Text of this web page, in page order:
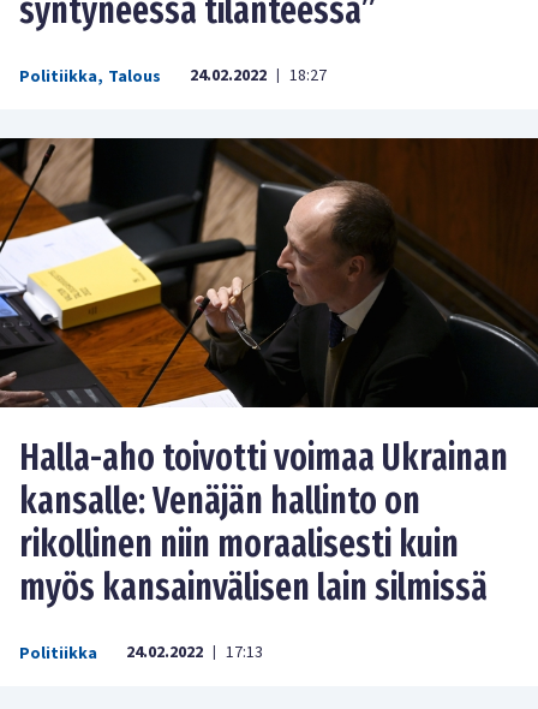
syntyneessä tilanteessa”
Politiikka, Talous 24.02.2022 | 18:27
Halla-aho toivotti voimaa Ukrainan
kansalle: Venäjän hallinto on
rikollinen niin moraalisesti kuin
myös kansainvälisen lain silmissä
Politiikka 24.02.2022 | 17:13